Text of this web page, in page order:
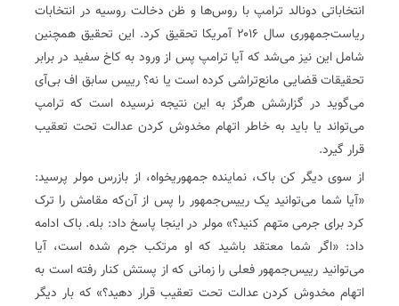
انتخاباتی دونالد ترامپ با روس‌ها و ظن دخالت روسیه در انتخابات
ریاست‌جمهوری سال ۲۰۱۶ آمریکا تحقیق کرد. این تحقیق همچنین
شامل این نیز می‌شد که آیا ترامپ پس از ورود به کاخ سفید در برابر
تحقیقات قضایی مانع‌تراشی کرده است یا نه؟ رییس سابق اف بی‌آی
می‌گوید در گزارشش هرگز به این نتیجه نرسیده است که ترامپ
می‌تواند یا باید به خاطر اتهام مخدوش کردن عدالت تحت تعقیب
قرار گیرد.
از سوی دیگر کن باک، نماینده جمهوریخواه، از بازرس مولر پرسید:
«آیا شما می‌توانید یک رییس‌جمهور را پس از آن‌که مقامش را ترک
کرد برای جرمی متهم کنید؟» مولر در اینجا پاسخ داد: بله. باک ادامه
داد: «اگر شما معتقد باشید که او مرتکب جرم شده است، آیا
می‌توانید رییس‌جمهور فعلی را زمانی که از پستش کنار رفته است به
اتهام مخدوش کردن عدالت تحت تعقیب قرار دهید؟» که بار دیگر